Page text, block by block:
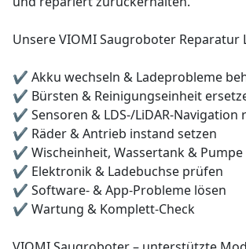
Unsere VIOMI Saugroboter Reparatur
✔ Akku wechseln & Ladeprobleme
✔ Bürsten & Reinigungseinheit
✔ Sensoren & LDS-/LiDAR-Navigation
✔ Räder & Antrieb instand setzen
✔ Wischeinheit, Wassertank &
✔ Elektronik & Ladebuchse prüfen
✔ Software- & App-Probleme lösen
✔ Wartung & Komplett-Check